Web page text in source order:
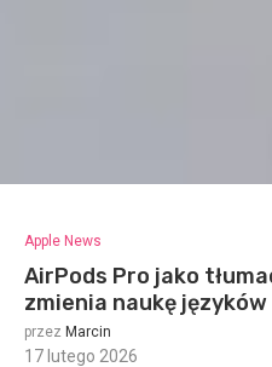
Apple News
AirPods Pro jako
zmienia naukę języków
przez Marcin
17 lutego 2026